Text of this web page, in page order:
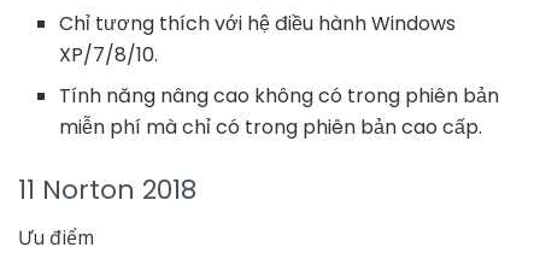
Chỉ tương thích với hệ điều hành Windows
XP/7/8/10.
Tính năng nâng cao không có trong phiên bản
miễn phí mà chỉ có trong phiên bản cao cấp.
11 Norton 2018
Ưu điểm